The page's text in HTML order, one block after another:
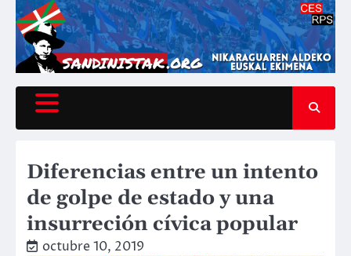
Saltar
contenido
Diferencias entre un intento
de golpe de estado y una
insurreción cívica popular
octubre 10, 2019